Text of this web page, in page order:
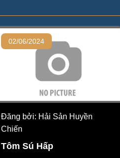
02/06/2024
Đăng bởi: Hải Sản Huyền
Chiến
Tôm Sú Hấp